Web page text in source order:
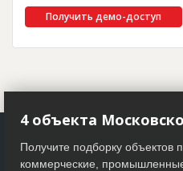
Получить демо-доступ
4 объекта
Получите подборку объектов
коммерческие,